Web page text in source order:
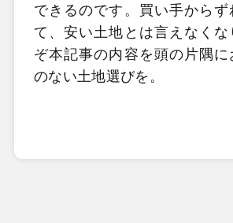
できるのです。買い手からず
て、安い土地とは言えなくな
ぞ本記事の内容を頭の片隅
のない土地選びを。